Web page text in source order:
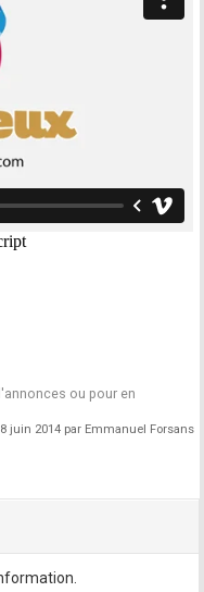
ou pour en
juin 2014 par Emmanuel Forsans